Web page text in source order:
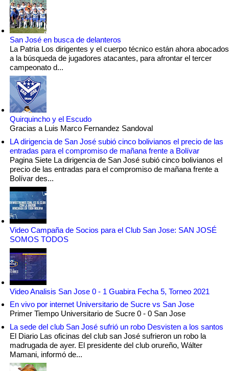
San José en busca de delanteros
La Patria Los dirigentes y el cuerpo técnico están ahora abocados
a la búsqueda de jugadores atacantes, para afrontar el tercer
campeonato d...
Quirquincho y el Escudo
Gracias a Luis Marco Fernandez Sandoval
LA dirigencia de San José subió cinco bolivianos el precio de las
entradas para el compromiso de mañana frente a Bolívar
Pagina Siete La dirigencia de San José subió cinco bolivianos el
precio de las entradas para el compromiso de mañana frente a
Bolívar des...
Video Campaña de Socios para el Club San Jose: SAN JOSÉ
SOMOS TODOS
Video Analisis San Jose 0 - 1 Guabira Fecha 5, Torneo 2021
En vivo por internet Universitario de Sucre vs San Jose
Primer Tiempo Universitario de Sucre 0 - 0 San Jose
La sede del club San José sufrió un robo Desvisten a los santos
El Diario Las oficinas del club san José sufrieron un robo la
madrugada de ayer. El presidente del club orureño, Wálter
Mamani, informó de...